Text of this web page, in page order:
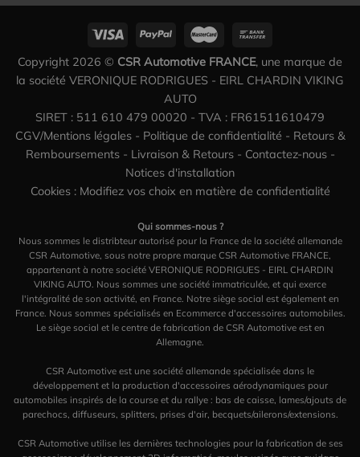
Copyright 2026 © CSR Automotive FRANCE, une marque de
la société VERONIQUE RODRIGUES - EIRL CHARDIN VIKING
AUTO
SIRET : 511 610 479 00020 - TVA : FR61511610479
CGV/Mentions légales- Politique de confidentialité - Retours &
Remboursements- Livraison & Retours- Contactez-nous-
Notices d'installation
Cookies : Modifiez vos choix en matière de confidentialité
Qui sommes-nous ?
Nous sommes le distribteur autorisé pour la France de la société allemande
CSR Automotive, sous notre propre marque CSR Automotive FRANCE,
appartenant à notre société VERONIQUE RODRIGUES - EIRL CHARDIN
VIKING AUTO. Nous sommes une société immatriculée, et qui exerce
l'intégralité de son activité, en France. Notre siège social est également en
France. Nous sommes spécialisés en Ecommerce d'accessoires automobiles.
Le siège social et le centre de fabrication de CSR Automotive est en
Allemagne.
CSR Automotive est une société allemande spécialisée dans le
développement et la production d'accessoires aérodynamiques pour
automobiles inspirés de la course et du rallye : bas de caisse, lames/ajouts de
parechocs, diffuseurs, splitters, prises d'air, becquets/ailerons/extensions.
CSR Automotive utilise les dernières technologies pour la fabrication de ses